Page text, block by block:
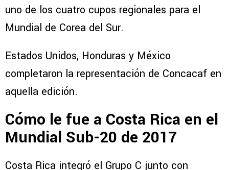
uno de los cuatro cupos regionales para el
Mundial de Corea del Sur.
Estados Unidos, Honduras y México
completaron la representación de Concacaf en
aquella edición.
Cómo le fue a Costa Rica en el
Mundial Sub-20 de 2017
Costa Rica integró el Grupo C junto con